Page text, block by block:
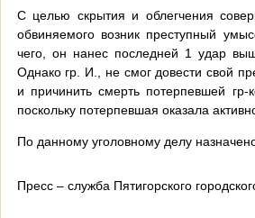
С целью скрытия и облегчения
обвиняемого возник преступный
чего, он нанес последней 1 удар
Однако гр. И., не смог довести свой
и причинить смерть потерпевшей
поскольку потерпевшая оказала
По данному уголовному делу
Пресс – служба Пятигорского